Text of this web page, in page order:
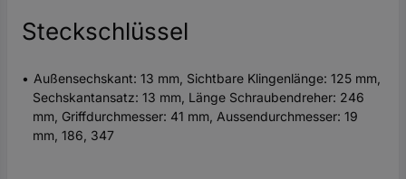
Steckschlüssel
Außensechskant: 13 mm, Sichtbare Klingenlänge: 125 mm,
Sechskantansatz: 13 mm, Länge Schraubendreher: 246
mm, Griffdurchmesser: 41 mm, Aussendurchmesser: 19
mm, 186, 347